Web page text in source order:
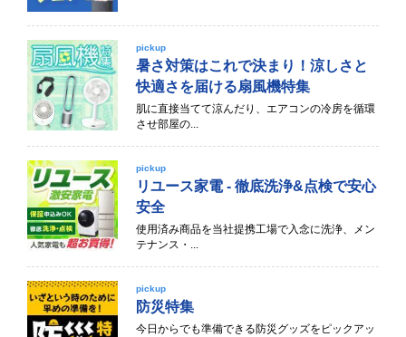
pickup
暑さ対策はこれで決まり！涼しさと
快適さを届ける扇風機特集
肌に直接当てて涼んだり、エアコンの冷房を循環
させ部屋の...
pickup
リユース家電 - 徹底洗浄&点検で安心
安全
使用済み商品を当社提携工場で入念に洗浄、メン
テナンス・...
pickup
防災特集
今日からでも準備できる防災グッズをピックアッ